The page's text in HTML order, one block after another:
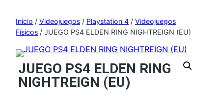
Inicio / Videojuegos / Playstation 4 / Videojuegos
Físicos / JUEGO PS4 ELDEN RING NIGHTREIGN (EU)
JUEGO PS4 ELDEN RING
NIGHTREIGN (EU)